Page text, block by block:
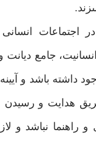
اجتماعات انسانى
جامع
داشته باشد و
هدايت و رسيدن
و راهنما نباشد و